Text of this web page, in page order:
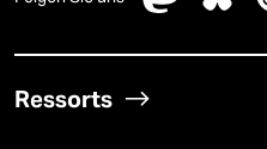
Ressorts